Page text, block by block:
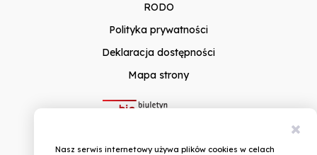
RODO
Polityka prywatności
Deklaracja dostępności
Mapa strony
Nasz serwis internetowy używa plików cookies w celach